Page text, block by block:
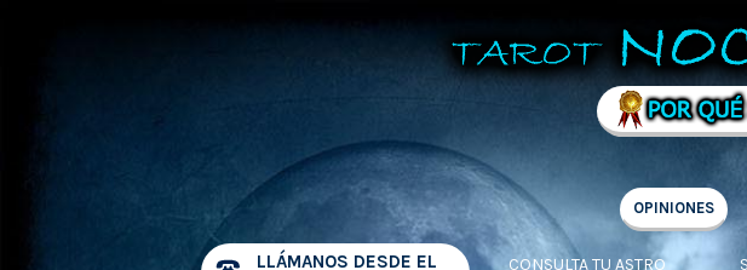
OPINIONES
LLÁMANOS DESDE EL
CONSULTA TU ASTRO